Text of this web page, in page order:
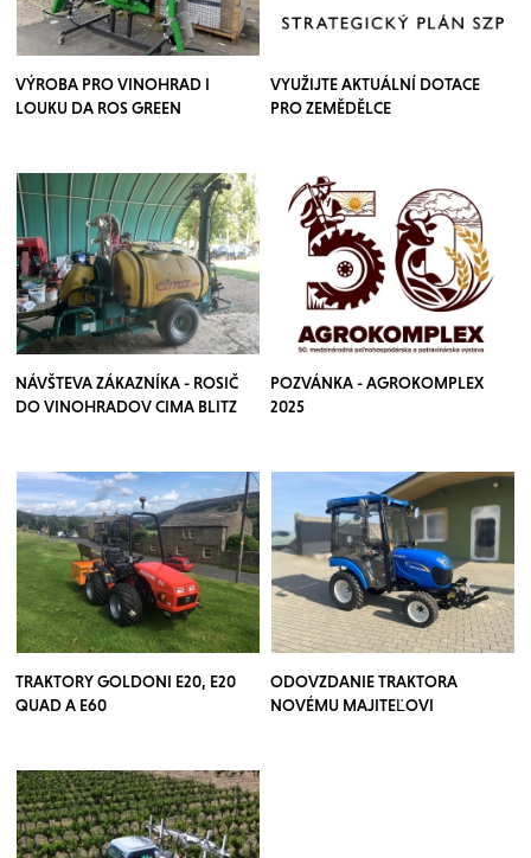
VÝROBA PRO VINOHRAD I
LOUKU DA ROS GREEN
VYUŽIJTE AKTUÁLNÍ DOTACE
PRO ZEMĚDĚLCE
NÁVŠTEVA ZÁKAZNÍKA - ROSIČ
DO VINOHRADOV CIMA BLITZ
POZVÁNKA - AGROKOMPLEX
2025
TRAKTORY GOLDONI E20, E20
QUAD A E60
ODOVZDANIE TRAKTORA
NOVÉMU MAJITEĽOVI